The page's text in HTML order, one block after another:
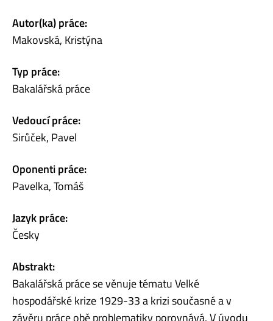
Autor(ka) práce:
Makovská, Kristýna
Typ práce:
Bakalářská práce
Vedoucí práce:
Sirůček, Pavel
Oponenti práce:
Pavelka, Tomáš
Jazyk práce:
Česky
Abstrakt:
Bakalářská práce se věnuje tématu Velké
hospodářské krize 1929-33 a krizi současné a v
závěru práce obě problematiky porovnává. V úvodu